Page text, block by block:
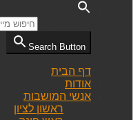
Search Button
דף הבית
אודות
אנשי המושבות
ראשון לציון